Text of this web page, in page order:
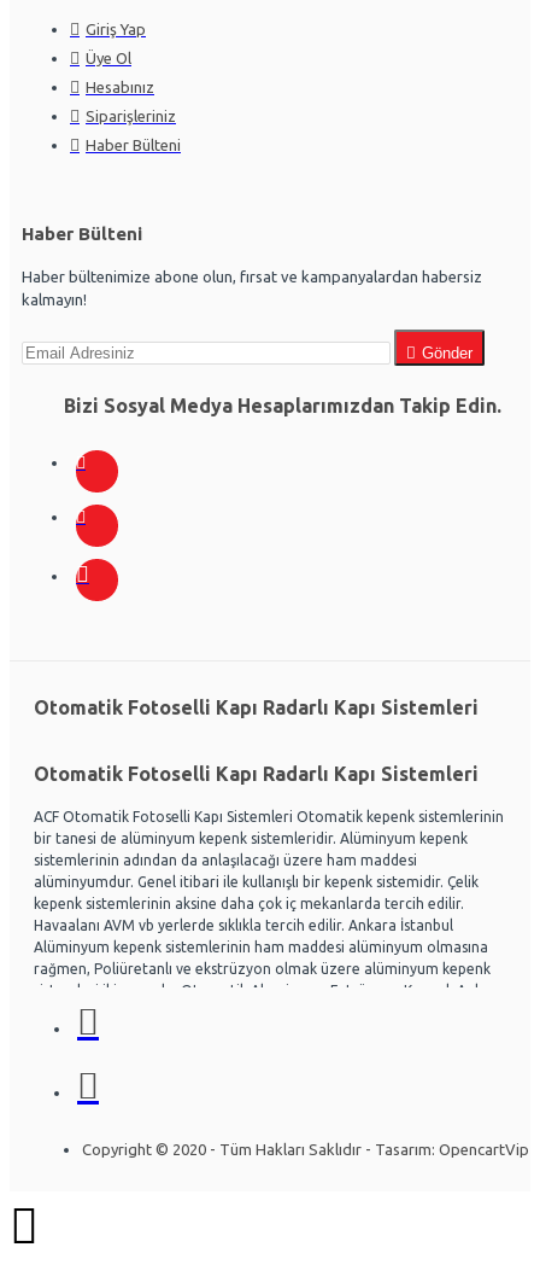
Giriş Yap
Üye Ol
Hesabınız
Siparişleriniz
Haber Bülteni
Haber Bülteni
Haber bültenimize abone olun, fırsat ve kampanyalardan habersiz
kalmayın!
Gönder
Bizi Sosyal Medya Hesaplarımızdan Takip Edin.
Otomatik Fotoselli Kapı Radarlı Kapı Sistemleri
Otomatik Fotoselli Kapı Radarlı Kapı Sistemleri
ACF Otomatik Fotoselli Kapı Sistemleri Otomatik kepenk sistemlerinin
bir tanesi de alüminyum kepenk sistemleridir. Alüminyum kepenk
sistemlerinin adından da anlaşılacağı üzere ham maddesi
alüminyumdur. Genel itibari ile kullanışlı bir kepenk sistemidir. Çelik
kepenk sistemlerinin aksine daha çok iç mekanlarda tercih edilir.
Havaalanı AVM vb yerlerde sıklıkla tercih edilir. Ankara İstanbul
Alüminyum kepenk sistemlerinin ham maddesi alüminyum olmasına
rağmen, Poliüretanlı ve ekstrüzyon olmak üzere alüminyum kepenk
sistemleri ikiye ayrılır. Otomatik Aluminyum Extrüzyon Kepenk Ankara
ve İstanbul başta olmak üzere Ülke genelinde hayli tercih
edilmektedir. Acf otomatik kapı sistemleri Otomatik kapı radarlı kapı,
ve Cephe sistemleri üzerine uzman ekip yapısıyla Montaj ve arıza
bakım onarım konusunda uzmandır. Ankara İstanbul Otomatik
Özel olarak tasarlanabilen sistemlerde mevcuttur. Kullanıcının
bir sorun olmadan yıllarca kullanılabilinir. Alüminyum kepenk
Copyright © 2020 - Tüm Hakları Saklıdır - Tasarım: OpencartVip